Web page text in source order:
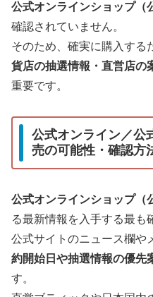
公式オンラインショップ（
確認されていません。
そのため、確実に購入する
貨店の抽選情報・直営店の
重要です。
公式オンライン／公
売の可能性・確認方
公式オンラインショップ（
る最新情報を入手する最も
公式サイトのニュース欄や
約開始日や抽選情報の優先
す。